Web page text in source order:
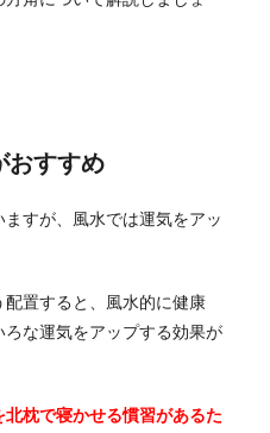
おすすめ
すが、風水では運気をアッ
置すると、風水的に健康
な運気をアップする効果が
枕で寝かせる慣習があるた